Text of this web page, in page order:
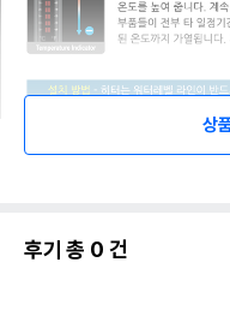
상
후기 총 0 건